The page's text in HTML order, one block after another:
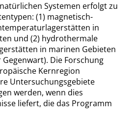
Systemen erfolgt zu
(1) magnetisch-
in
und (2) hydrothermale
in marinen Gebieten
Die Forschung
Kernregion
Untersuchungsgebiete
werden, wenn dies
liefert, die das Programm